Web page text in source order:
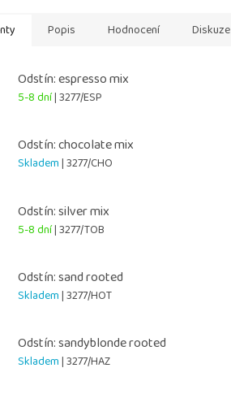
Popis Hodnocení Diskuze
Odstín: espresso mix
5-8 dní| 3277/ESP
Odstín: chocolate mix
Skladem| 3277/CHO
Odstín: silver mix
5-8 dní| 3277/TOB
Odstín: sand rooted
Skladem| 3277/HOT
Odstín: sandyblonde rooted
Skladem| 3277/HAZ